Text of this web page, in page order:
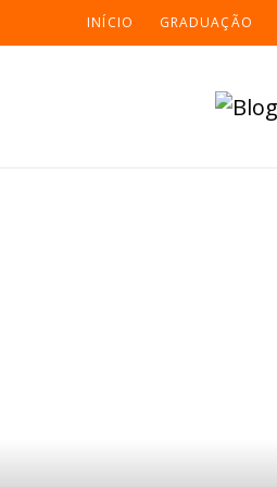
INÍCIO GRADUAÇÃO